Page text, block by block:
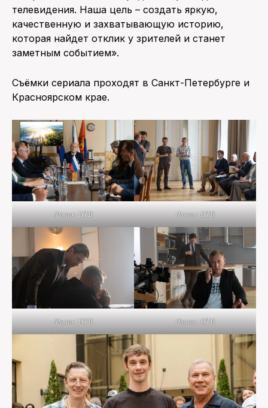
телевидения. Наша цель – создать яркую,
качественную и захватывающую историю,
которая найдет отклик у зрителей и станет
заметным событием».
Съёмки сериала проходят в Санкт-Петербурге и
Красноярском крае.
Фото: НТВ Фото: НТВ
Фото: НТВ Фото: НТВ